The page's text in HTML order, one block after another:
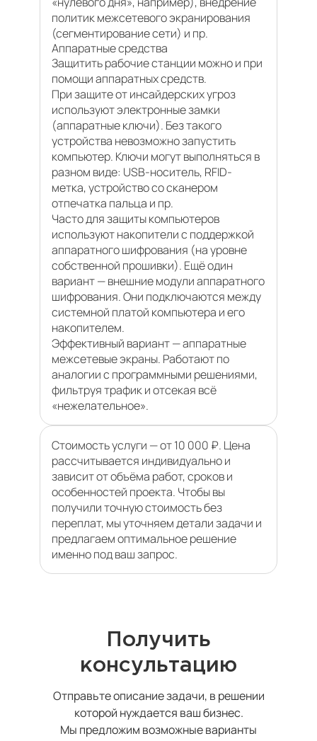
политик межсетевого экранирования
(сегментирование сети) и пр.
Аппаратные средства
Защитить рабочие станции можно и при
помощи аппаратных средств.
При защите от инсайдерских угроз
используют электронные замки
(аппаратные ключи). Без такого
устройства невозможно запустить
компьютер. Ключи могут выполняться в
разном виде: USB-носитель, RFID-
метка, устройство со сканером
отпечатка пальца и пр.
Часто для защиты компьютеров
используют накопители с поддержкой
аппаратного шифрования (на уровне
собственной прошивки). Ещё один
вариант — внешние модули аппаратного
шифрования. Они подключаются между
системной платой компьютера и его
накопителем.
Эффективный вариант — аппаратные
межсетевые экраны. Работают по
аналогии с программными решениями,
фильтруя трафик и отсекая всё
«нежелательное».
Стоимость услуги — от 10 000 ₽. Цена
рассчитывается индивидуально и
зависит от объёма работ, сроков и
особенностей проекта. Чтобы вы
получили точную стоимость без
переплат, мы уточняем детали задачи и
предлагаем оптимальное решение
именно под ваш запрос.
Получить
консультацию
Отправьте описание задачи, в решении
которой нуждается ваш бизнес.
Мы предложим возможные варианты